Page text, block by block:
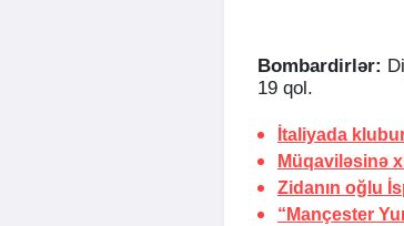
Bombardirlər:
19 qol.
İtaliyada
Müqaviləsinə
Zidanın oğlu
“Mançester